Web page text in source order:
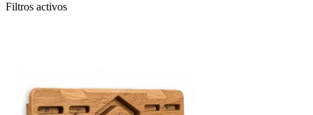
Filtros activos